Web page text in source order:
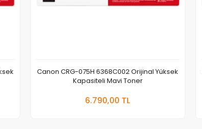
Canon CRG-075H 6368C002 Orijinal Yüksek
Kapasiteli Mavi Toner
6.790,00 TL